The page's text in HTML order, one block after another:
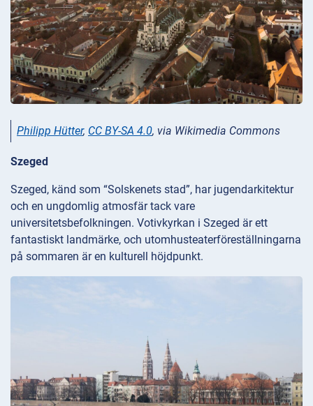
Philipp Hütter, CC BY-SA 4.0, via Wikimedia Commons
Szeged
Szeged, känd som “Solskenets stad”, har jugendarkitektur
och en ungdomlig atmosfär tack vare
universitetsbefolkningen. Votivkyrkan i Szeged är ett
fantastiskt landmärke, och utomhusteaterföreställningarna
på sommaren är en kulturell höjdpunkt.